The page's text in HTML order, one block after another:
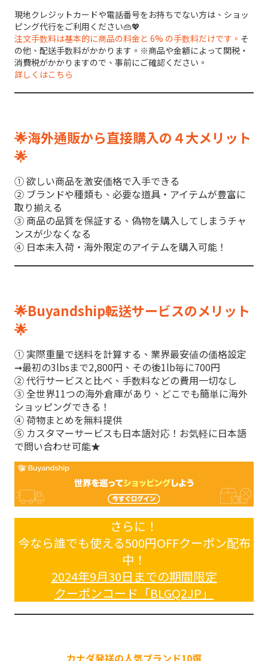
現地クレジットカードや電話番号をお持ちでない方は、ショッ
ピング代行をご利用ください👜💖
注文手数料は基本的に商品の料金と 6% の手数料だけです。 そ
の他、配送手数料がかかります。※商品や金額によって関税・
消費税がかかりますので、事前にご確認ください。
詳しくはこちら
🌟海外通販から直接購入の４大メリット
🌟
① 欲しい商品を激安価格で入手できる
② ブランドや種類も、必要な道具・アイテムが豊富に
取り揃える
③ 商品の品質を保証する、偽物を購入してしまうチャ
ンスが少なくなる
④ 日本未入荷・海外限定のアイテムを購入可能！
🌟Buyandship転送サービスのメリット
🌟
① 実際重量で送料を計算する、業界最安値の価格設定
➞最初の3lbsまで2,800円、その後1lb毎に700円
② 代行サービスと比べ、手数料などの費用一切なし
③ 全世界11つの海外倉庫があり、どこでも簡単に海外
ショッピングできる！
④ 荷物まとめを無料提供
⑤ カスタマーサービスも日本語対応！お気軽に日本語
で問い合わせ可能★
さらに！
今なら誰でも使える500円OFFクーポン配布
中！
2024年9月30日までの期間限定
クーポンコード「BLGQ2JP」
カナダ発祥の人気ブランド10選